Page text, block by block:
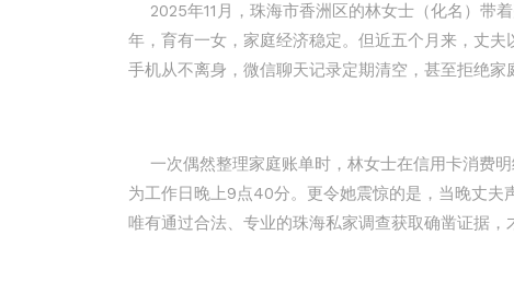
2025年11月，珠海市香洲区的林女士（化名）带
年，育有一女，家庭经济稳定。但近五个月来，丈夫
手机从不离身，微信聊天记录定期清空，甚至拒绝家
一次偶然整理家庭账单时，林女士在信用卡消费
为工作日晚上9点40分。更令她震惊的是，当晚丈夫
唯有通过合法、专业的珠海私家调查获取确凿证据，